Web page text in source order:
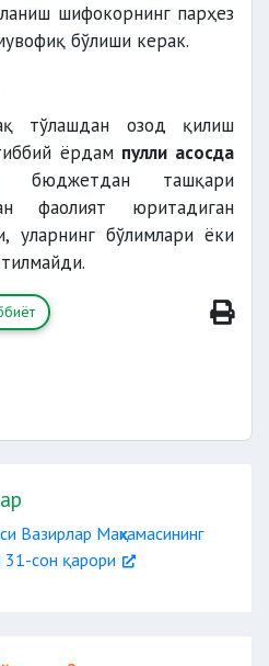
шифокорнинг парҳез
бўлиши керак.
тўлашдан озод қилиш
ёрдам пулли асосда
бюджетдан ташқари
фаолият юритадиган
уларнинг бўлимлари ёки
Вазирлар Маҳкамасининг
сон қарори